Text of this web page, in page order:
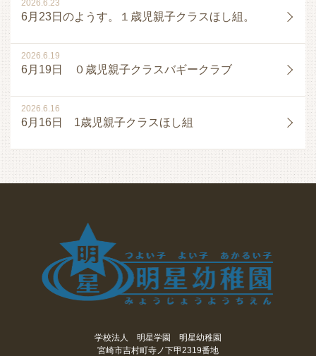
6月23日のようす。１歳児親子クラスほし組。
2026.6.23
6月19日 ０歳児親子クラスバギークラブ
2026.6.19
6月16日 1歳児親子クラスほし組
2026.6.16
学校法人 明星学園 明星幼稚園
宮崎市吉村町寺ノ下甲2319番地